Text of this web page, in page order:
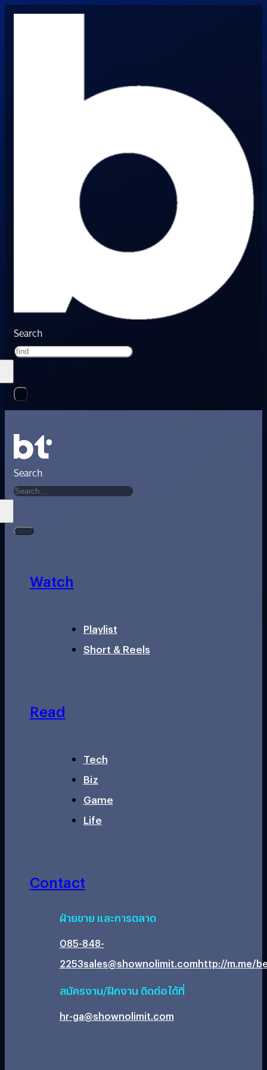
Search
Search
Watch
Playlist
Short & Reels
Read
Tech
Biz
Game
Life
Contact
ฝ่ายขาย และการตลาด
085-848-
2253sales@shownolimit.comhttp://m.me/
สมัครงาน/ฝึกงาน ติดต่อได้ที่
hr-ga@shownolimit.com